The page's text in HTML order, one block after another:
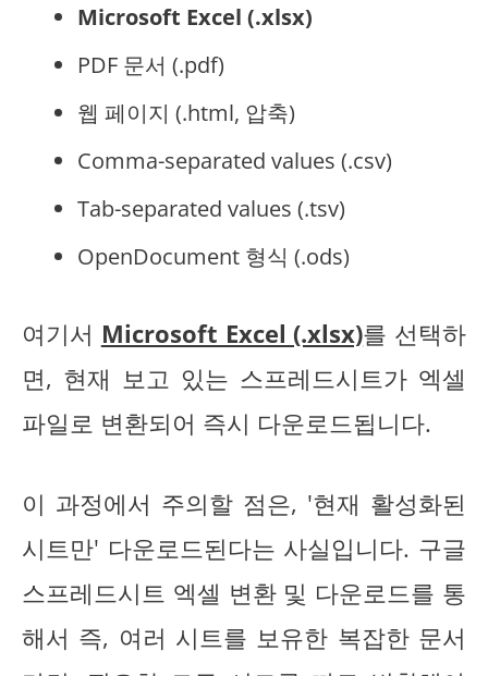
Microsoft Excel (.xlsx)
PDF 문서 (.pdf)
웹 페이지 (.html, 압축)
Comma-separated values (.csv)
Tab-separated values (.tsv)
OpenDocument 형식 (.ods)
여기서 Microsoft Excel (.xlsx)를 선택하
면, 현재 보고 있는 스프레드시트가 엑셀
파일로 변환되어 즉시 다운로드됩니다.
이 과정에서 주의할 점은, '현재 활성화된
시트만' 다운로드된다는 사실입니다. 구글
스프레드시트 엑셀 변환 및 다운로드를 통
해서 즉, 여러 시트를 보유한 복잡한 문서